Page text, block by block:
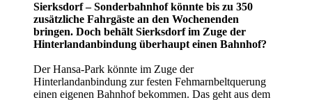
Sierksdorf – Sonderbahnhof könnte bis zu 350
zusätzliche Fahrgäste an den Wochenenden
bringen. Doch behält Sierksdorf im Zuge der
Hinterlandanbindung überhaupt einen Bahnhof?
Der Hansa-Park könnte im Zuge der
Hinterlandanbindung zur festen Fehmarnbeltquerung
einen eigenen Bahnhof bekommen. Das geht aus dem